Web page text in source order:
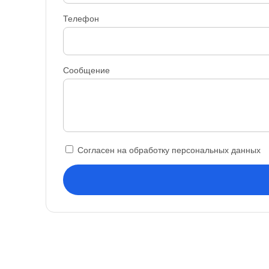
Телефон
Сообщение
Согласен на обработку персональных данных